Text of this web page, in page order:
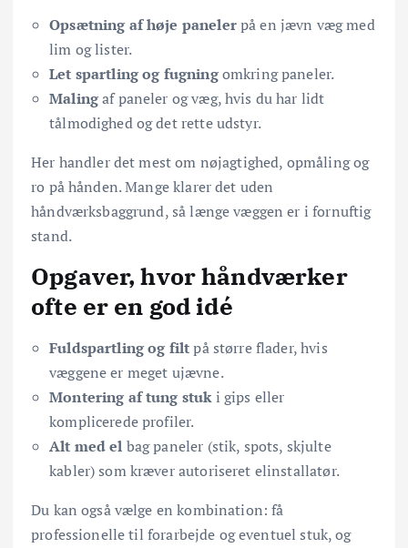
Opsætning af høje panelerpå en jævn væg med
lim og lister.
Let spartling og fugningomkring paneler.
Malingaf paneler og væg, hvis du har lidt
tålmodighed og det rette udstyr.
Her handler det mest om nøjagtighed, opmåling og
ro på hånden. Mange klarer det uden
håndværksbaggrund, så længe væggen er i fornuftig
stand.
Opgaver, hvor håndværker
ofte er en god idé
Fuldspartling og filtpå større flader, hvis
væggene er meget ujævne.
Montering af tung stuki gips eller
komplicerede profiler.
Alt med el bag paneler (stik, spots, skjulte
kabler) som kræver autoriseret elinstallatør.
Du kan også vælge en kombination: få
professionelle til forarbejde og eventuel stuk, og